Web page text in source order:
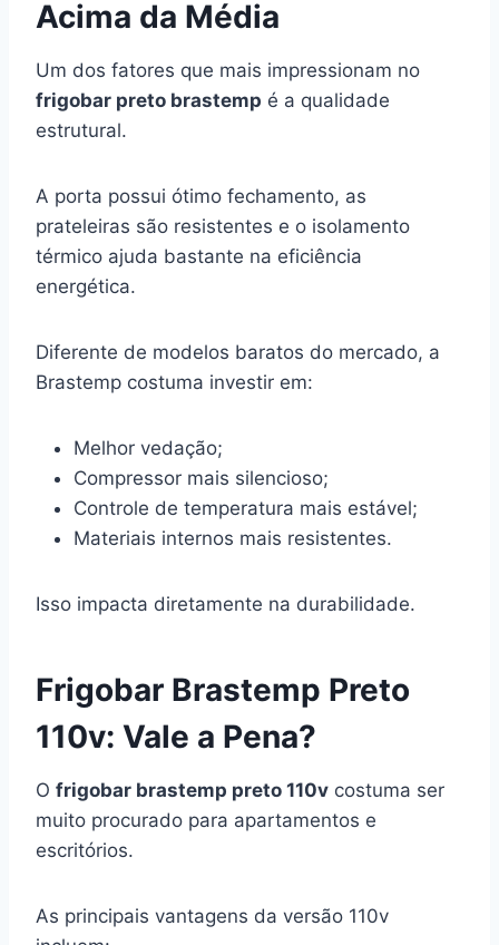
Acima da Média
Um dos fatores que mais impressionam no
frigobar preto brastemp é a qualidade
estrutural.
A porta possui ótimo fechamento, as
prateleiras são resistentes e o isolamento
térmico ajuda bastante na eficiência
energética.
Diferente de modelos baratos do mercado, a
Brastemp costuma investir em:
Melhor vedação;
Compressor mais silencioso;
Controle de temperatura mais estável;
Materiais internos mais resistentes.
Isso impacta diretamente na durabilidade.
Frigobar Brastemp Preto
110v: Vale a Pena?
O frigobar brastemp preto 110v costuma ser
muito procurado para apartamentos e
escritórios.
As principais vantagens da versão 110v